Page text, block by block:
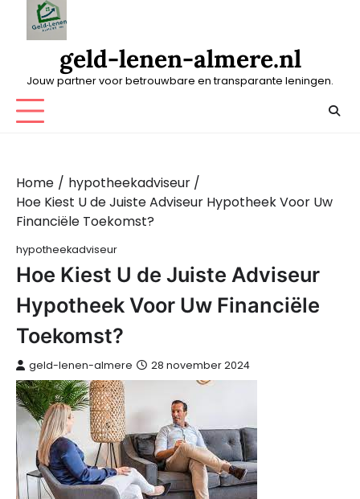
geld-lenen-almere.nl
Jouw partner voor betrouwbare en transparante leningen.
Home
hypotheekadviseur
Hoe Kiest U de Juiste Adviseur Hypotheek Voor Uw
Financiële Toekomst?
hypotheekadviseur
Hoe Kiest U de Juiste Adviseur
Hypotheek Voor Uw Financiële
Toekomst?
geld-lenen-almere 28 november 2024